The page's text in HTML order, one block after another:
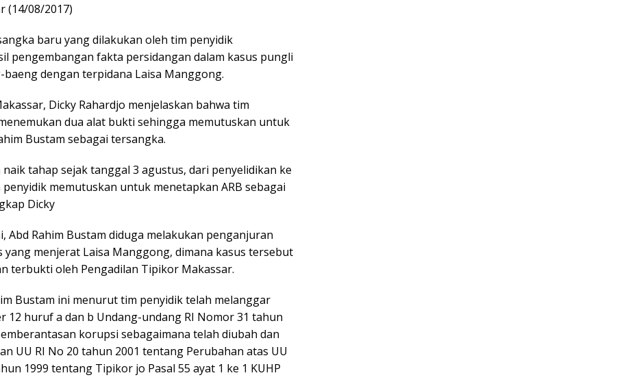
(14/08/2017)
baru yang dilakukan oleh tim penyidik
pengembangan fakta persidangan dalam kasus pungli
baeng dengan terpidana Laisa Manggong.
Dicky Rahardjo menjelaskan bahwa tim
dua alat bukti sehingga memutuskan untuk
Bustam sebagai tersangka.
naik tahap sejak tanggal 3 agustus, dari penyelidikan ke
memutuskan untuk menetapkan ARB sebagai
Dicky
Abd Rahim Bustam diduga melakukan penganjuran
yang menjerat Laisa Manggong, dimana kasus tersebut
terbukti oleh Pengadilan Tipikor Makassar.
Bustam ini menurut tim penyidik telah melanggar
12 huruf a dan b Undang-undang RI Nomor 31 tahun
korupsi sebagaimana telah diubah dan
UU RI No 20 tahun 2001 tentang Perubahan atas UU
1999 tentang Tipikor jo Pasal 55 ayat 1 ke 1 KUHP